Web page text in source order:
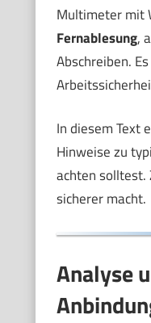
Multimeter mit
Fernablesung,
Abschreiben.
In diesem Text
Hinweise zu
achten solltest.
sicherer macht.
Analyse